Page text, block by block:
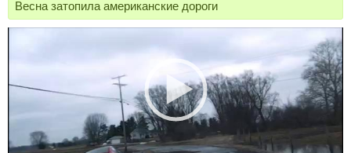
Весна затопила американские дороги